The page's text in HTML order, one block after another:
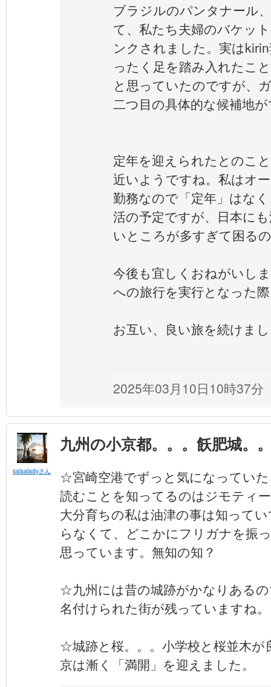
ブラジルのパンタナール
て、私たち夫婦のバケッ
ンクされました。実は
ったく足を踏み入れたこ
と思っていたのですが、
二つ目の具体的な候補地
定年を迎えられたとのこ
近いようですね。私はオ
勤務なので「定年」はな
活の予定ですが、日本に
いところが多すぎて困る
今後も宜しくおねがいし
への旅行を実行となった
お互い、良い旅を続けま
2025年03月10日10時37分
salsaladyさん
九州の小京都。。。飫肥城。
☆宮崎空港でずっと気になってい
読むことを知ってるのはジモティ
大分育ちの私は油津の事は知って
らなくて、どこかにフリガナを振
思っています。無知の知？
☆九州には昔の城跡がかなりある
名付けられた街が残っていますね。
☆城跡と桜。。。小学校と桜並木が
京は漸く「満開」を迎えました。